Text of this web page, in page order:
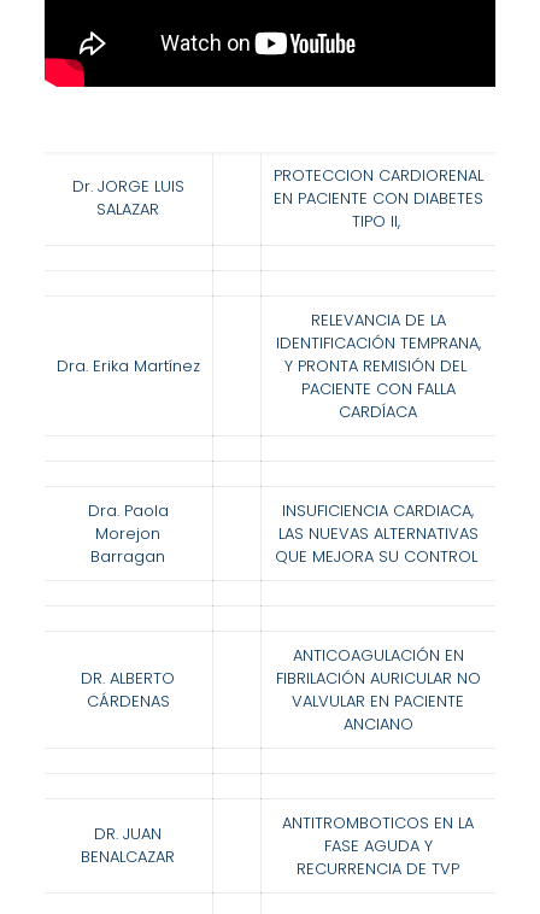
Dr. JORGE LUIS
SALAZAR
PROTECCION CARDIORENAL
EN PACIENTE CON DIABETES
TIPO II,
Dra. Erika Martínez
RELEVANCIA DE LA
IDENTIFICACIÓN TEMPRANA,
Y PRONTA REMISIÓN DEL
PACIENTE CON FALLA
CARDÍACA
Dra. Paola
Morejon
Barragan
INSUFICIENCIA CARDIACA,
LAS NUEVAS ALTERNATIVAS
QUE MEJORA SU CONTROL
DR. ALBERTO
CÁRDENAS
ANTICOAGULACIÓN EN
FIBRILACIÓN AURICULAR NO
VALVULAR EN PACIENTE
ANCIANO
DR. JUAN
BENALCAZAR
ANTITROMBOTICOS EN LA
FASE AGUDA Y
RECURRENCIA DE TVP